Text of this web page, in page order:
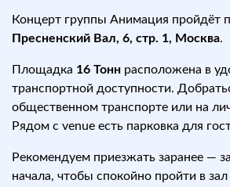
Концерт группы Анимация пройдёт
Пресненский Вал, 6, стр. 1, Москва.
Площадка 16 Тонн расположена в
транспортной доступности.
общественном транспорте или на
Рядом с venue есть парковка для
Рекомендуем приезжать заранее —
начала, чтобы спокойно пройти в зал